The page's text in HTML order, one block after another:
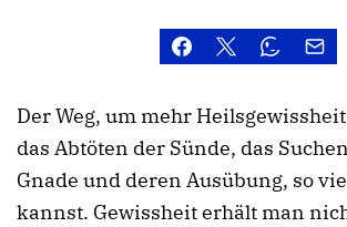
Der Weg, um mehr
das Abtöten der Sünde, das
Gnade und deren Ausübung, so
kannst. Gewissheit erhält man